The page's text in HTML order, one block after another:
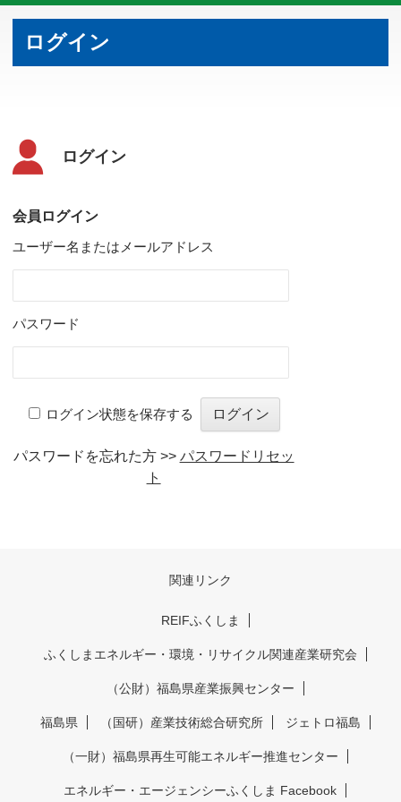
ログイン
ログイン
会員ログイン
ユーザー名またはメールアドレス
パスワード
ログイン状態を保存する
パスワードを忘れた方 >> パスワードリセッ
ト
関連リンク
REIFふくしま
ふくしまエネルギー・環境・リサイクル関連産業研究会
（公財）福島県産業振興センター
福島県 （国研）産業技術総合研究所 ジェトロ福島
（一財）福島県再生可能エネルギー推進センター
エネルギー・エージェンシーふくしま Facebook